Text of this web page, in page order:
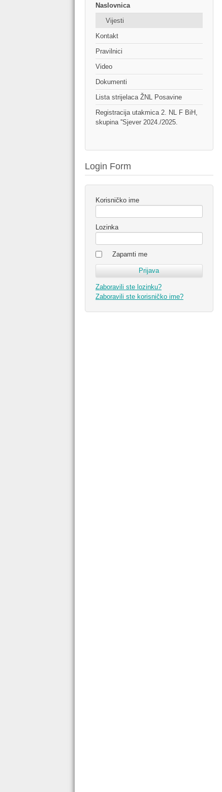
Naslovnica
Vijesti
Kontakt
Pravilnici
Video
Dokumenti
Lista strijelaca ŽNL Posavine
Registracija utakmica 2. NL F BiH,
skupina ''Sjever 2024./2025.
Login Form
Korisničko ime
Lozinka
Zapamti me
Zaboravili ste lozinku?
Zaboravili ste korisničko ime?